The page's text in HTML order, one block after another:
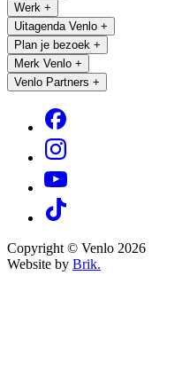
Werk +
Uitagenda Venlo +
Plan je bezoek +
Merk Venlo +
Venlo Partners +
Copyright © Venlo 2026
Website by Brik.